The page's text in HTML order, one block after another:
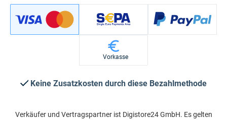
Vorkasse
Keine Zusatzkosten durch diese Bezahlmethode
Verkäufer und Vertragspartner ist Digistore24 GmbH. Es gelten